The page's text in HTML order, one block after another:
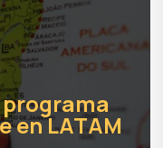
en LATAM